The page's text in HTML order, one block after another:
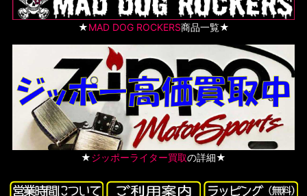
★MAD DOG ROCKERS商品一覧★
★ジッポーライター買取の詳細★